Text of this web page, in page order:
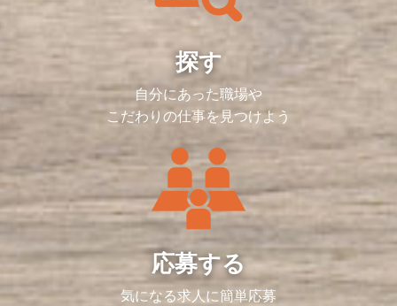
探す
自分にあった職場や
こだわりの仕事を見つけよう
応募する
気になる求人に簡単応募